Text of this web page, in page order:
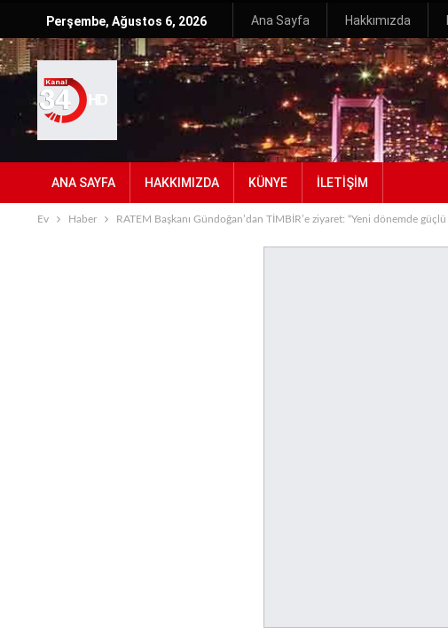
Perşembe, Ağustos 6, 2026 Ana Sayfa Hakkımızda
ANA SAYFA HAKKIMIZDA KÜNYE İLETIŞIM
Ev Haber RATEM Başkanı Gündoğan’dan TİMBİR’e ziyaret: “Yeni dönemde